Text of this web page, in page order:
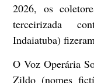
2026, os
terceirizada
Indaiatuba)
OVoz Operária
Zildo (nomes